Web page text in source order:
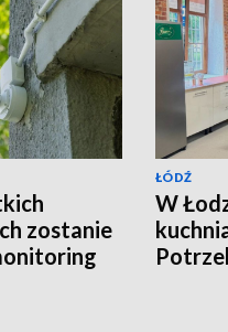
zostanie
ŁÓDŹ
W